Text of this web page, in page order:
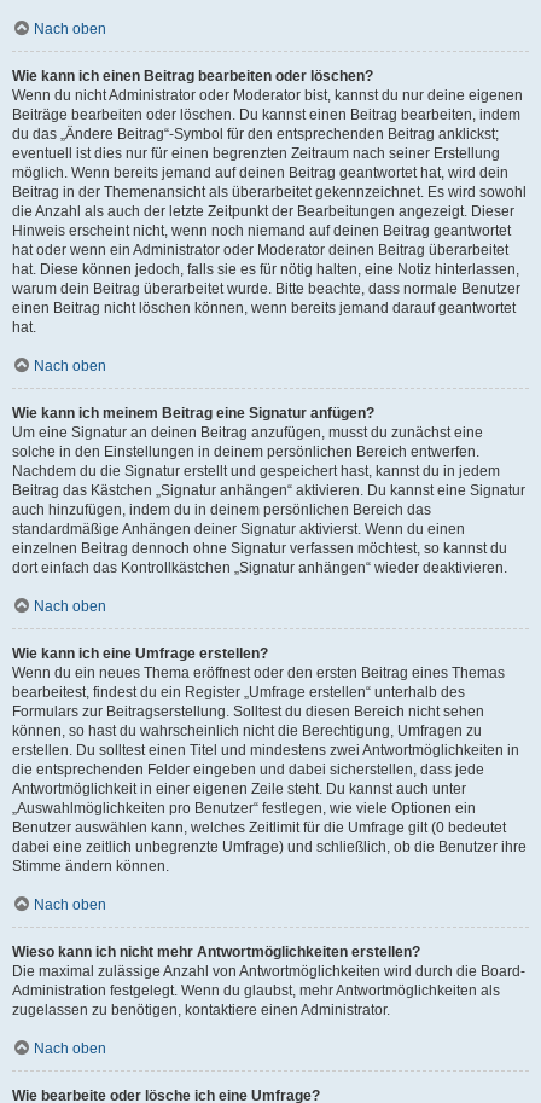
Nach oben
Wie kann ich einen Beitrag bearbeiten oder löschen?
Wenn du nicht Administrator oder Moderator bist, kannst du nur deine eigenen
Beiträge bearbeiten oder löschen. Du kannst einen Beitrag bearbeiten, indem
du das „Ändere Beitrag“-Symbol für den entsprechenden Beitrag anklickst;
eventuell ist dies nur für einen begrenzten Zeitraum nach seiner Erstellung
möglich. Wenn bereits jemand auf deinen Beitrag geantwortet hat, wird dein
Beitrag in der Themenansicht als überarbeitet gekennzeichnet. Es wird sowohl
die Anzahl als auch der letzte Zeitpunkt der Bearbeitungen angezeigt. Dieser
Hinweis erscheint nicht, wenn noch niemand auf deinen Beitrag geantwortet
hat oder wenn ein Administrator oder Moderator deinen Beitrag überarbeitet
hat. Diese können jedoch, falls sie es für nötig halten, eine Notiz hinterlassen,
warum dein Beitrag überarbeitet wurde. Bitte beachte, dass normale Benutzer
einen Beitrag nicht löschen können, wenn bereits jemand darauf geantwortet
hat.
Nach oben
Wie kann ich meinem Beitrag eine Signatur anfügen?
Um eine Signatur an deinen Beitrag anzufügen, musst du zunächst eine
solche in den Einstellungen in deinem persönlichen Bereich entwerfen.
Nachdem du die Signatur erstellt und gespeichert hast, kannst du in jedem
Beitrag das Kästchen „Signatur anhängen“ aktivieren. Du kannst eine Signatur
auch hinzufügen, indem du in deinem persönlichen Bereich das
standardmäßige Anhängen deiner Signatur aktivierst. Wenn du einen
einzelnen Beitrag dennoch ohne Signatur verfassen möchtest, so kannst du
dort einfach das Kontrollkästchen „Signatur anhängen“ wieder deaktivieren.
Nach oben
Wie kann ich eine Umfrage erstellen?
Wenn du ein neues Thema eröffnest oder den ersten Beitrag eines Themas
bearbeitest, findest du ein Register „Umfrage erstellen“ unterhalb des
Formulars zur Beitragserstellung. Solltest du diesen Bereich nicht sehen
können, so hast du wahrscheinlich nicht die Berechtigung, Umfragen zu
erstellen. Du solltest einen Titel und mindestens zwei Antwortmöglichkeiten in
die entsprechenden Felder eingeben und dabei sicherstellen, dass jede
Antwortmöglichkeit in einer eigenen Zeile steht. Du kannst auch unter
„Auswahlmöglichkeiten pro Benutzer“ festlegen, wie viele Optionen ein
Benutzer auswählen kann, welches Zeitlimit für die Umfrage gilt (0 bedeutet
dabei eine zeitlich unbegrenzte Umfrage) und schließlich, ob die Benutzer ihre
Stimme ändern können.
Nach oben
Wieso kann ich nicht mehr Antwortmöglichkeiten erstellen?
Die maximal zulässige Anzahl von Antwortmöglichkeiten wird durch die Board-
Administration festgelegt. Wenn du glaubst, mehr Antwortmöglichkeiten als
zugelassen zu benötigen, kontaktiere einen Administrator.
Nach oben
Wie bearbeite oder lösche ich eine Umfrage?